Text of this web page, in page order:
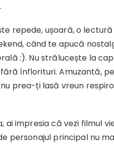
repede, ușoară, o
când te apucă
:). Nu strălucește la
înflorituri. Amuzantă, pe
prea-ți lasă vreun
impresia că vezi filmul
personajul principal nu